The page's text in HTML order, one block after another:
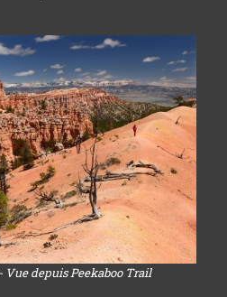
depuis Peekaboo Trail